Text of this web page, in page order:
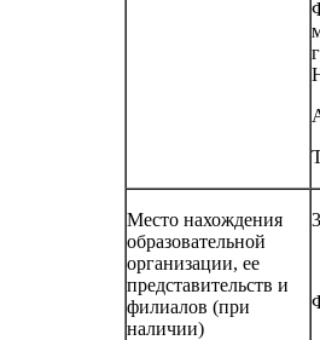
Место нахождения
образовательной
организации, ее
представительств и
филиалов (при
наличии)